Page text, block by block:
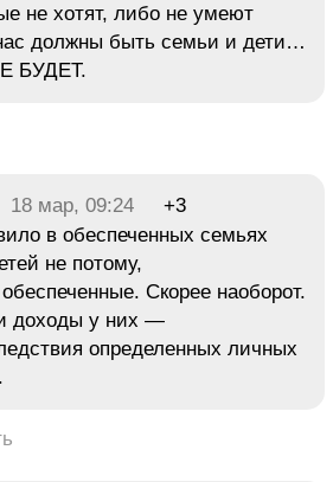
не хотят, либо не умеют
должны быть семьи и дети…
БУДЕТ.
18 мар, 09:24
+3
в обеспеченных семьях
не потому,
Скорее наоборот.
доходы у них —
определенных личных